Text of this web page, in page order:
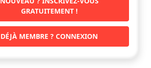
GRATUITEMENT !
DÉJÀ MEMBRE ? CONNEXION